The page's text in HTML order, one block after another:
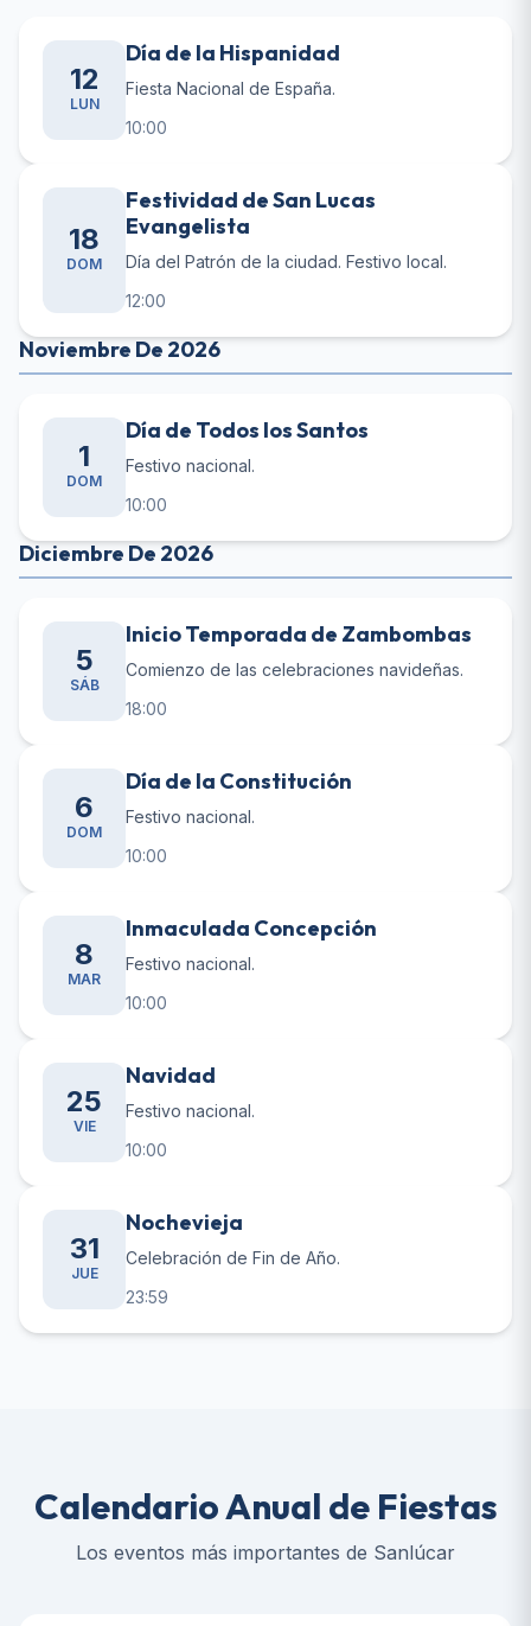
12
LUN
Día de la Hispanidad
Fiesta Nacional de España.
10:00
18
DOM
Festividad de San Lucas
Evangelista
Día del Patrón de la ciudad. Festivo local.
12:00
Noviembre De 2026
1
DOM
Día de Todos los Santos
Festivo nacional.
10:00
Diciembre De 2026
5
SÁB
Inicio Temporada de Zambombas
Comienzo de las celebraciones navideñas.
18:00
6
DOM
Día de la Constitución
Festivo nacional.
10:00
8
MAR
Inmaculada Concepción
Festivo nacional.
10:00
25
VIE
Navidad
Festivo nacional.
10:00
31
JUE
Nochevieja
Celebración de Fin de Año.
23:59
Calendario Anual de Fiestas
Los eventos más importantes de Sanlúcar